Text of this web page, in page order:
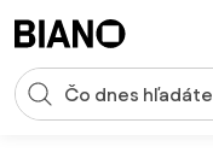
Vstup pre vyhľadávanie